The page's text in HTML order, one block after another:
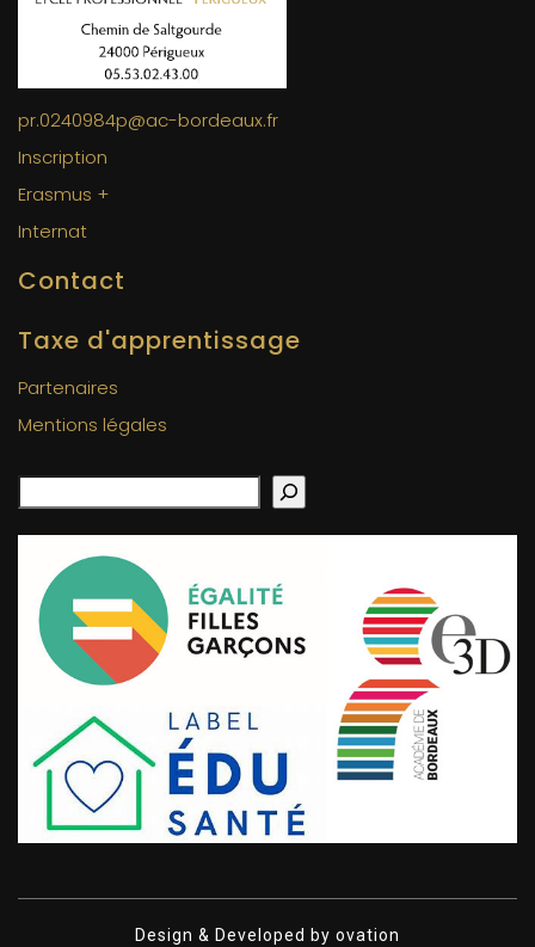
pr.0240984p@ac-bordeaux.fr
Inscription
Erasmus +
Internat
Contact
Taxe d'apprentissage
Partenaires
Mentions légales
Design & Developed by ovation